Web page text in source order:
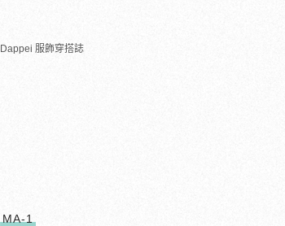
Dappei 服飾穿搭誌
MA-1